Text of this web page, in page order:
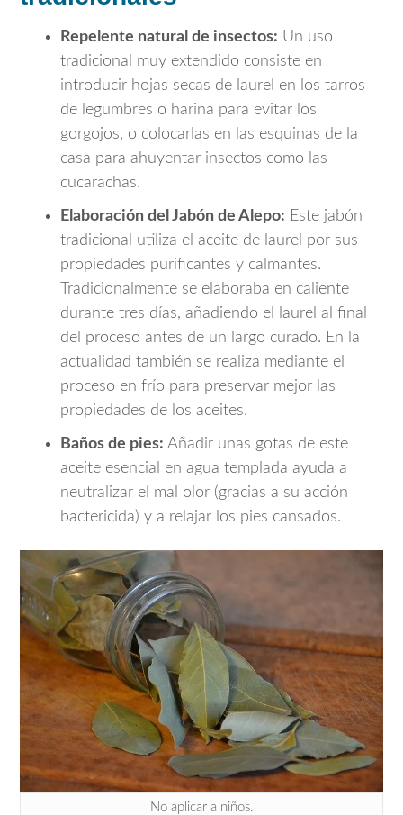
Repelente natural de insectos: Un uso
tradicional muy extendido consiste en
introducir hojas secas de laurel en los tarros
de legumbres o harina para evitar los
gorgojos, o colocarlas en las esquinas de la
casa para ahuyentar insectos como las
cucarachas.
Elaboración del Jabón de Alepo: Este jabón
tradicional utiliza el aceite de laurel por sus
propiedades purificantes y calmantes.
Tradicionalmente se elaboraba en caliente
durante tres días, añadiendo el laurel al final
del proceso antes de un largo curado. En la
actualidad también se realiza mediante el
proceso en frío para preservar mejor las
propiedades de los aceites.
Baños de pies: Añadir unas gotas de este
aceite esencial en agua templada ayuda a
neutralizar el mal olor (gracias a su acción
bactericida) y a relajar los pies cansados.
No aplicar a niños.